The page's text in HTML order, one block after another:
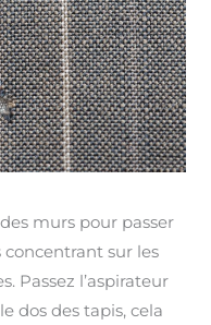
murs pour passer
concentrant sur les
Passez l’aspirateur
dos des tapis, cela